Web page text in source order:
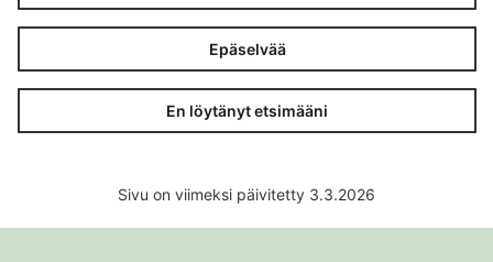
Epäselvää
En löytänyt etsimääni
Sivu on viimeksi päivitetty 3.3.2026